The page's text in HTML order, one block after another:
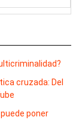
cruzada: Del
puede poner